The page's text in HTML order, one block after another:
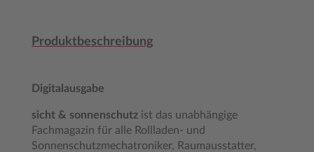
Produktbeschreibung
Digitalausgabe
sicht & sonnenschutz ist das unabhängige
Fachmagazin für alle Rollladen- und
Sonnenschutzmechatroniker, Raumausstatter,